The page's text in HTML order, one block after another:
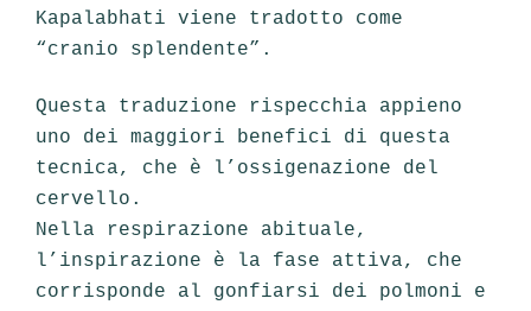
Kapalabhati viene tradotto come
“cranio splendente”.
Questa traduzione rispecchia appieno
uno dei maggiori benefici di questa
tecnica, che è l’ossigenazione del
cervello.
Nella respirazione abituale,
l’inspirazione è la fase attiva, che
corrisponde al gonfiarsi dei polmoni e